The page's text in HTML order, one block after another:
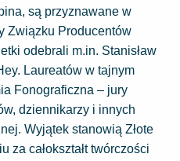
są przyznawane w
Związku Producentów
odebrali m.in. Stanisław
Laureatów w tajnym
Fonograficzna – jury
dziennikarzy i innych
Wyjątek stanowią Złote
za całokształt twórczości